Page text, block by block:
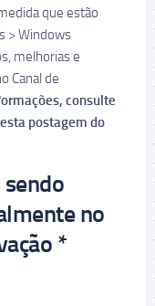
que estão
> Windows
melhorias e
Canal de
consulte
postagem do
no
*